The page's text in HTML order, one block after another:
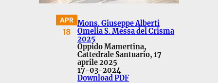
APR
18
Mons. Giuseppe Alberti
Omelia S. Messa del Crisma
2025
Oppido Mamertina,
Cattedrale Santuario, 17
aprile 2025
17-03-2024
Download PDF